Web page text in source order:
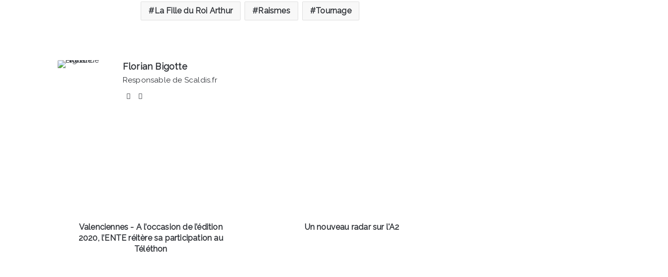
La Fille du Roi Arthur Raismes Tournage
Florian Bigotte
Responsable de Scaldis.fr
Facebook
participation
Valenciennes - A l’occasion de l’édition
2020, l’ENTE réitère sa participation au
Téléthon
Un nouveau radar sur l'A2